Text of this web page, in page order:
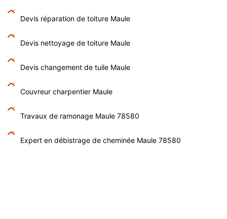
Devis réparation de toiture Maule
Devis nettoyage de toiture Maule
Devis changement de tuile Maule
Couvreur charpentier Maule
Travaux de ramonage Maule 78580
Expert en débistrage de cheminée Maule 78580